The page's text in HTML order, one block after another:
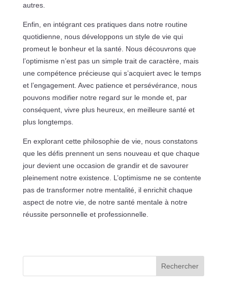
autres.
Enfin, en intégrant ces pratiques dans notre routine
quotidienne, nous développons un style de vie qui
promeut le bonheur et la santé. Nous découvrons que
l’optimisme n’est pas un simple trait de caractère, mais
une compétence précieuse qui s’acquiert avec le temps
et l’engagement. Avec patience et persévérance, nous
pouvons modifier notre regard sur le monde et, par
conséquent, vivre plus heureux, en meilleure santé et
plus longtemps.
En explorant cette philosophie de vie, nous constatons
que les défis prennent un sens nouveau et que chaque
jour devient une occasion de grandir et de savourer
pleinement notre existence. L’optimisme ne se contente
pas de transformer notre mentalité, il enrichit chaque
aspect de notre vie, de notre santé mentale à notre
réussite personnelle et professionnelle.
Rechercher